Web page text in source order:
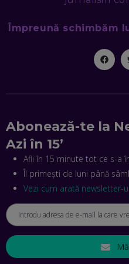
MIHAI CEPOI,
DISPECERAT
REVOLUȚIONA
ASIA
EP. 43
MAI MEARGĂ PREA
RESPECTĂM
PROBLEME
EP. 42
Împreună schimbăm
Abonează-te la
Azi în 15’
Afli în 15 minute tot ce s-a
Îl primești de luni până
Vezi cum arată newsletter-ul